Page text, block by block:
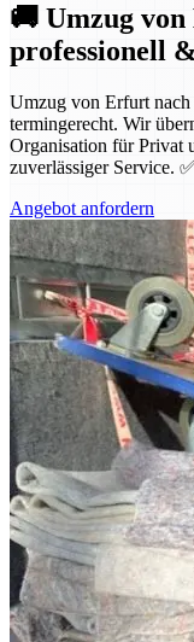
🚚 Umzug
professionell
Umzug von Erfurt nach
termingerecht. Wir
Organisation für Privat
zuverlässiger Service. ✅
Angebot anfordern